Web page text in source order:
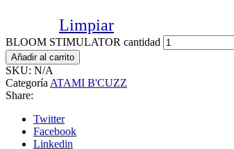
Limpiar
BLOOM STIMULATOR cantidad
Añadir al carrito
SKU: N/A
Categoría ATAMI B'CUZZ
Share:
Twitter
Facebook
Linkedin